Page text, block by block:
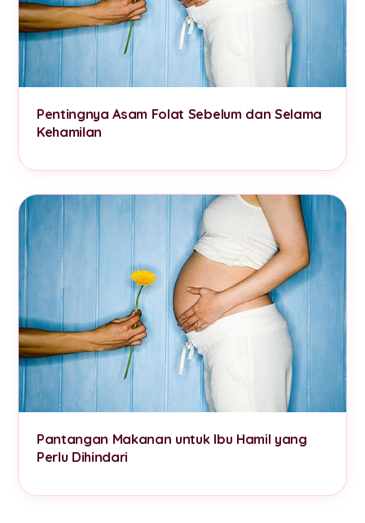
Pentingnya Asam Folat Sebelum dan Selama
Kehamilan
Pantangan Makanan untuk Ibu Hamil yang
Perlu Dihindari